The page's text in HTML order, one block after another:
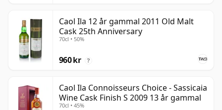
Caol Ila 12 år gammal 2011 Old Malt
Cask 25th Anniversary
70cl • 50%
960 kr ?
Caol Ila Connoisseurs Choice - Sassicaia
Wine Cask Finish S 2009 13 år gammal
70cl • 45%